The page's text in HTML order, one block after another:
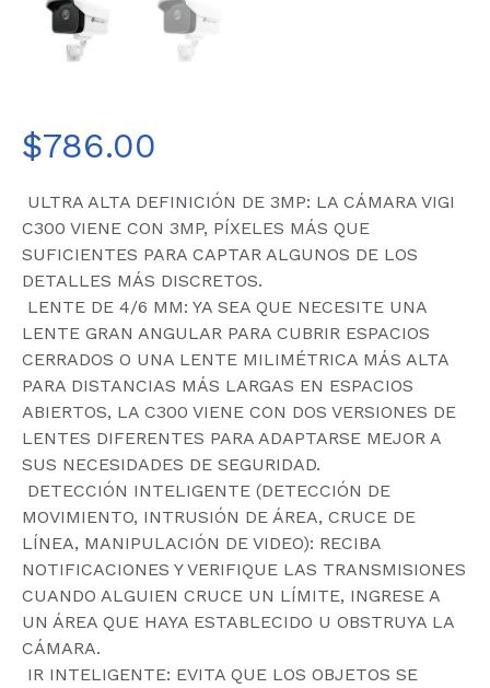
$786.00
 ULTRA ALTA DEFINICIÓN DE 3MP: LA CÁMARA VIGI
C300 VIENE CON 3MP, PÍXELES MÁS QUE
SUFICIENTES PARA CAPTAR ALGUNOS DE LOS
DETALLES MÁS DISCRETOS.
 LENTE DE 4/6 MM: YA SEA QUE NECESITE UNA
LENTE GRAN ANGULAR PARA CUBRIR ESPACIOS
CERRADOS O UNA LENTE MILIMÉTRICA MÁS ALTA
PARA DISTANCIAS MÁS LARGAS EN ESPACIOS
ABIERTOS, LA C300 VIENE CON DOS VERSIONES DE
LENTES DIFERENTES PARA ADAPTARSE MEJOR A
SUS NECESIDADES DE SEGURIDAD.
 DETECCIÓN INTELIGENTE (DETECCIÓN DE
MOVIMIENTO, INTRUSIÓN DE ÁREA, CRUCE DE
LÍNEA, MANIPULACIÓN DE VIDEO): RECIBA
NOTIFICACIONES Y VERIFIQUE LAS TRANSMISIONES
CUANDO ALGUIEN CRUCE UN LÍMITE, INGRESE A
UN ÁREA QUE HAYA ESTABLECIDO U OBSTRUYA LA
CÁMARA.
 IR INTELIGENTE: EVITA QUE LOS OBJETOS SE